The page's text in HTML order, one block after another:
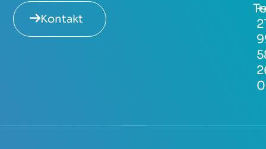
Kontakt
0